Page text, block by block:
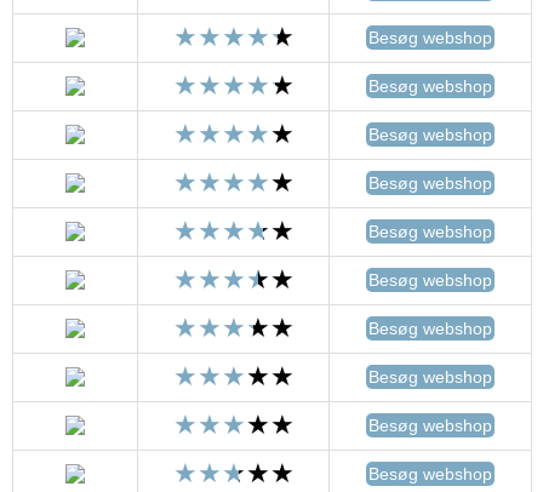
Besøg webshop
Besøg webshop
Besøg webshop
Besøg webshop
Besøg webshop
Besøg webshop
Besøg webshop
Besøg webshop
Besøg webshop
Besøg webshop